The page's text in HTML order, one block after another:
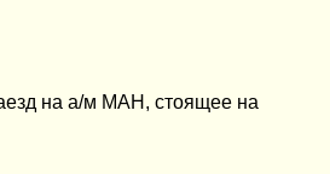
на а/м МАН, стоящее на